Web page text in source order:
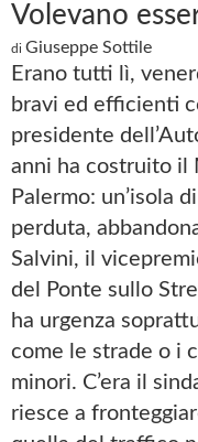
Volevano
di Giuseppe Sottile
Erano tutti lì,
bravi ed efficienti
presidente
anni ha costruito il
Palermo: un’isola
perduta,
Salvini, il
del Ponte sullo
ha urgenza
come le strade o i
minori. C’era il
riesce a